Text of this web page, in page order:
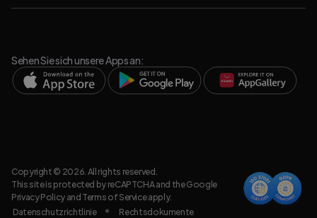
Sehen Sie sich unsere Apps an:
Copyright © 2026. All rights reserved.
This site is protected by reCAPTCHA and the Google
Privacy Policyand Terms of Serviceapply.
Datenschutzrichtlinie
Rechtsdokumente